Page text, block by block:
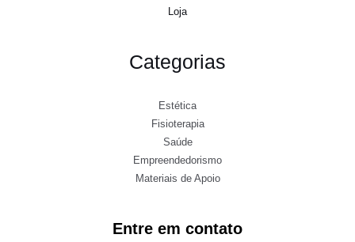
Loja
Categorias
Estética
Fisioterapia
Saúde
Empreendedorismo
Materiais de Apoio
Entre em contato